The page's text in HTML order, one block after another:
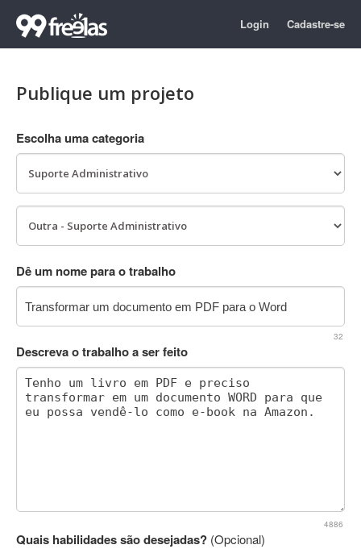
Login Cadastre-se
Publique um projeto
Escolha uma categoria
Dê um nome para o trabalho
32
Descreva o trabalho a ser feito
4886
Quais habilidades são desejadas? (Opcional)